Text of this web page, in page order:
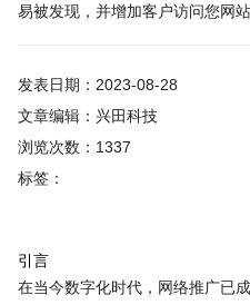
易被发现，并增加客户访问您网站
发表日期：2023-08-28
文章编辑：兴田科技
浏览次数：1337
标签：
引言
在当今数字化时代，网络推广已